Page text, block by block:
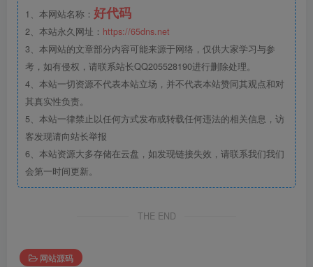
1、本网站名称： 好代码
2、本站永久网址： https://65dns.net
3、本网站的文章部分内容可能来源于网络，仅供大家学习与参
考，如有侵权，请联系站长QQ205528190进行删除处理。
4、本站一切资源不代表本站立场，并不代表本站赞同其观点和对
其真实性负责。
5、本站一律禁止以任何方式发布或转载任何违法的相关信息，访
客发现请向站长举报
6、本站资源大多存储在云盘，如发现链接失效，请联系我们我们
会第一时间更新。
THE END
网站源码